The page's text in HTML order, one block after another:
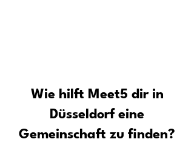
Wie hilft Meet5 dir in
Düsseldorf eine
Gemeinschaft zu finden?